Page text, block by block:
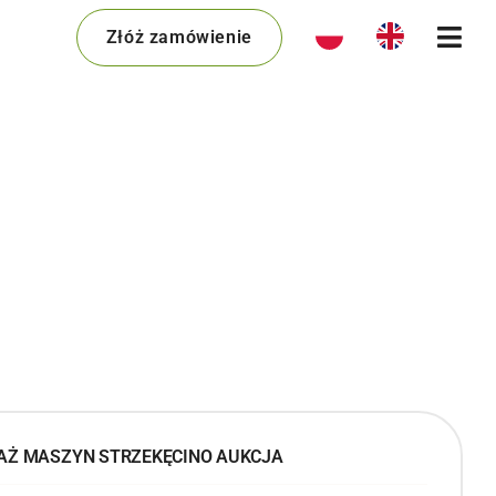
Złóż zamówienie
MASZYN STRZEKĘCINO AUKCJA